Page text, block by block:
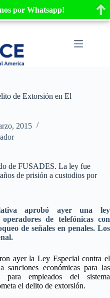
de Extorsión en El
2015
de FUSADES. La ley fue
de prisión a custodios por
aprobó ayer una ley
de telefónicas con
de señales en penales. Los
ayer la Ley Especial contra el
sanciones económicas para las
para empleados del sistema
el delito de extorsión.
por Whatsapp!